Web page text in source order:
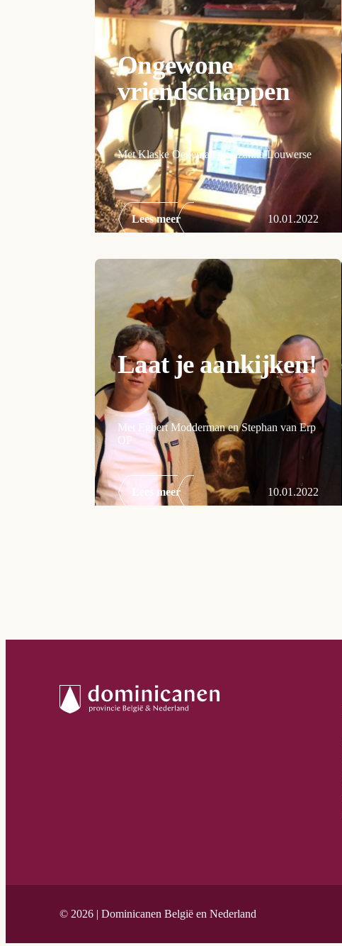
Ongewone
vriendschappen
Met Klaske Oenema en Suzanna Louwerse
OP
Lees meer 10.01.2022
Laat je aankijken!
Met Egbert Modderman en Stephan van Erp
OP
Lees meer 10.01.2022
© 2026 | Dominicanen België en Nederland